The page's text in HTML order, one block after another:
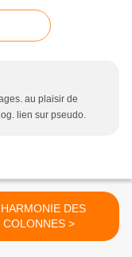
au plaisir de
lien sur pseudo.
DES
COLONNES >